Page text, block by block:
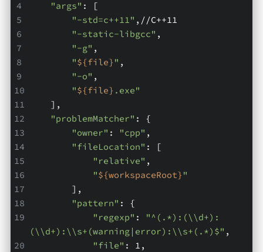
"args" : [
"-std=c++11" ,//C++11
"-static-libgcc" ,
"-g" ,
"${file} " ,
"-o" ,
"${file} .exe"
    ],
"problemMatcher" : {
"owner" : "cpp" ,
"fileLocation" : [
"relative" ,
"${workspaceRoot} "
        ],
"pattern" : {
"regexp" :
"^(.*):(\\d+):
(\\d+):\\s+(warning|error):\\s+(.*)$" ,
"file" : 1,